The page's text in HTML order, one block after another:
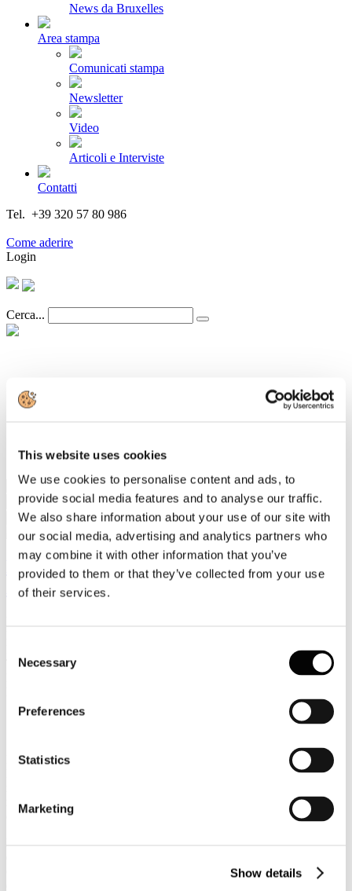
This website uses cookies
We use cookies to personalise content and ads, to
provide social media features and to analyse our traffic.
We also share information about your use of our site with
our social media, advertising and analytics partners who
may combine it with other information that you’ve
provided to them or that they’ve collected from your use
of their services.
Selection
Necessary
Preferences
Statistics
Marketing
Show details
News da Bruxelles
Area stampa
Comunicati stampa
Newsletter
Video
Articoli e Interviste
Contatti
Tel. +39 320 57 80 986
Come aderire
Login
Cerca...
I Soci
Associazioni del Territorio
Cerca
Museimpresa - Associazione Italiana
Archivi e Musei d’Impresa
Tel.:02.58370502
Sito: http://www.museimpresa.com
Museimpresa, promossa da Assolombarda e Confindustria, è nata a
Milano nel 2001 con l’obiettivo di individuare, promuovere e
nelle proprie strategie di comunicazione, come strumento di sviluppo
economico e valore aggiunto per l’azienda.
fondatori che ne ha